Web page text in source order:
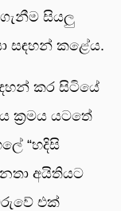
සියලු
සඳහන් කළේය.
කර සිටියේ
ක්‍රමය යටතේ
“හදිසි
අයිතියට
එක්